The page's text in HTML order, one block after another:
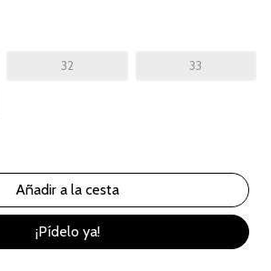
32 33
¡Pídelo ya!